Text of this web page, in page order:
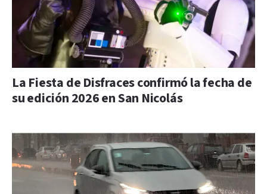
La Fiesta de Disfraces confirmó la fecha de
su edición 2026 en San Nicolás